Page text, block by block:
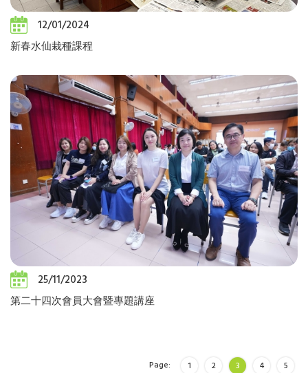
12/01/2024
新春水仙栽種課程
25/11/2023
第二十四次會員大會暨專題講座
Page: 1 2 3 4 5